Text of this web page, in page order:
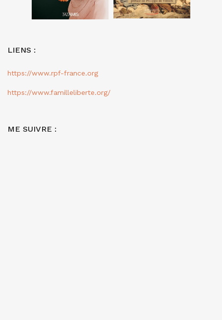
LIENS :
https://www.rpf-france.org
https://www.familleliberte.org/
ME SUIVRE :